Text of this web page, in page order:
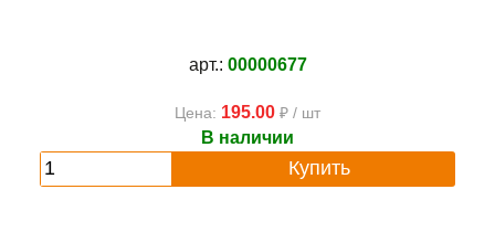
арт.: 00000677
Цена: 195.00 ₽ / шт
В наличии
Купить